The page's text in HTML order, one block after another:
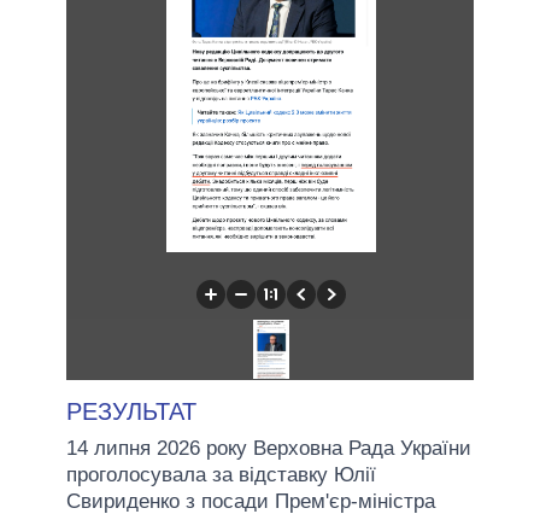
РЕЗУЛЬТАТ
14 липня 2026 року Верховна Рада України
проголосувала за відставку Юлії
Свириденко з посади Прем'єр-міністра